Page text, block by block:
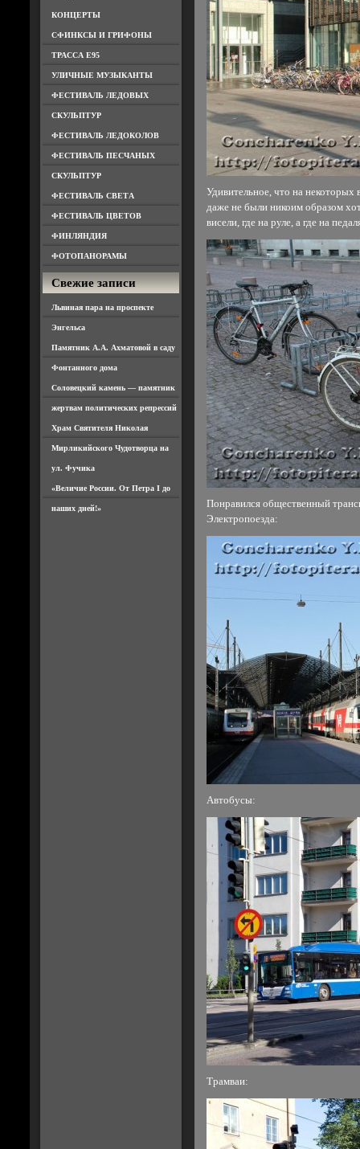
КОНЦЕРТЫ
СФИНКСЫ И ГРИФОНЫ
ТРАССА Е95
УЛИЧНЫЕ МУЗЫКАНТЫ
ФЕСТИВАЛЬ ЛЕДОВЫХ
СКУЛЬПТУР
ФЕСТИВАЛЬ ЛЕДОКОЛОВ
ФЕСТИВАЛЬ ПЕСЧАНЫХ
СКУЛЬПТУР
ФЕСТИВАЛЬ СВЕТА
ФЕСТИВАЛЬ ЦВЕТОВ
ФИНЛЯНДИЯ
ФОТОПАНОРАМЫ
Свежие записи
Львиная пара на проспекте
Энгельса
Памятник А.А. Ахматовой в саду
Фонтанного дома
Соловецкий камень — памятник
жертвам политических репрессий
Храм Святителя Николая
Мирликийского Чудотворца на
ул. Фучика
«Величие России. От Петра I до
наших дней!»
Удивительное, что на некоторых
даже не были никоим образом
висели, где на руле, а где на
Понравился общественный
Электропоезда:
Автобусы:
Трамваи: